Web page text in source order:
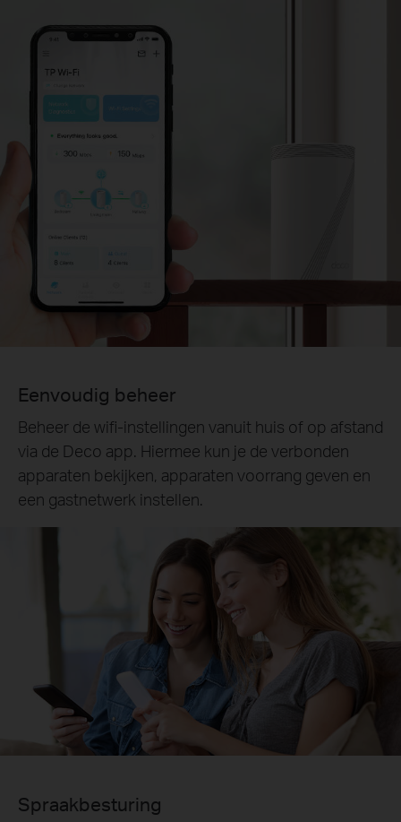
Eenvoudig beheer
Beheer de wifi-instellingen vanuit huis of op afstand
via de Deco app. Hiermee kun je de verbonden
apparaten bekijken, apparaten voorrang geven en
een gastnetwerk instellen.
Spraakbesturing